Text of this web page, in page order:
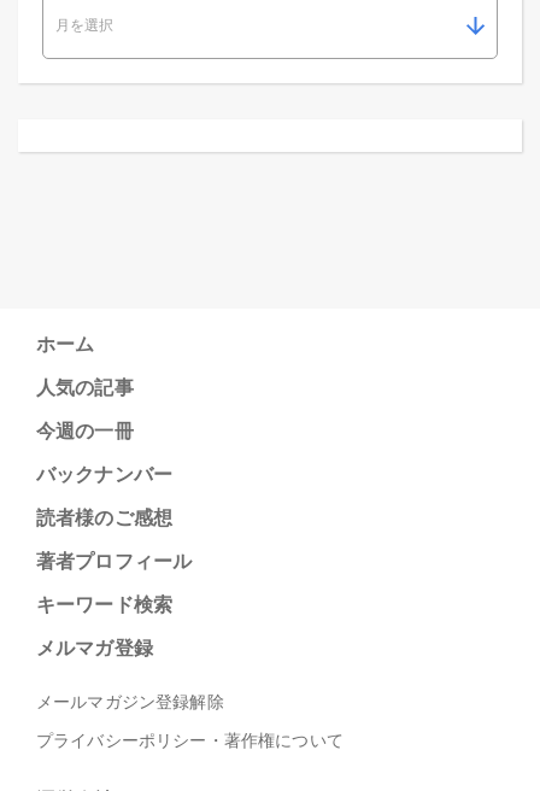
ホーム
人気の記事
今週の一冊
バックナンバー
読者様のご感想
著者プロフィール
キーワード検索
メルマガ登録
メールマガジン登録解除
プライバシーポリシー・著作権について